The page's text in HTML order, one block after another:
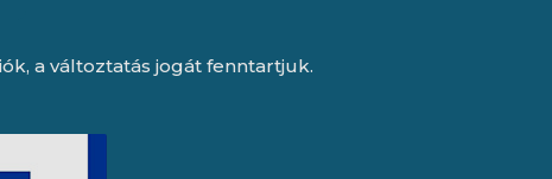
a változtatás jogát fenntartjuk.